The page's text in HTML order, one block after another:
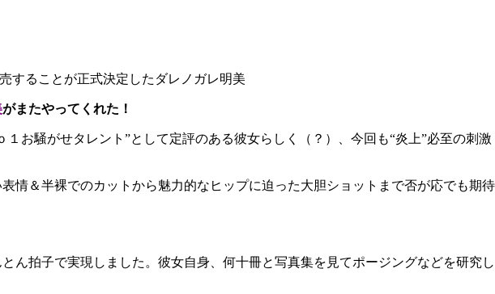
することが正式決定したダレノガレ明美
がまたやってくれた！
お騒がせタレント”として定評のある彼女らしく（？）、今回も“炎上”必至の刺激
情＆半裸でのカットから魅力的なヒップに迫った大胆ショットまで否が応でも期待
ん拍子で実現しました。彼女自身、何十冊と写真集を見てポージングなどを研究し